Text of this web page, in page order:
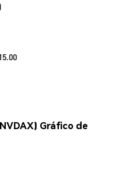
)
Gráfico de